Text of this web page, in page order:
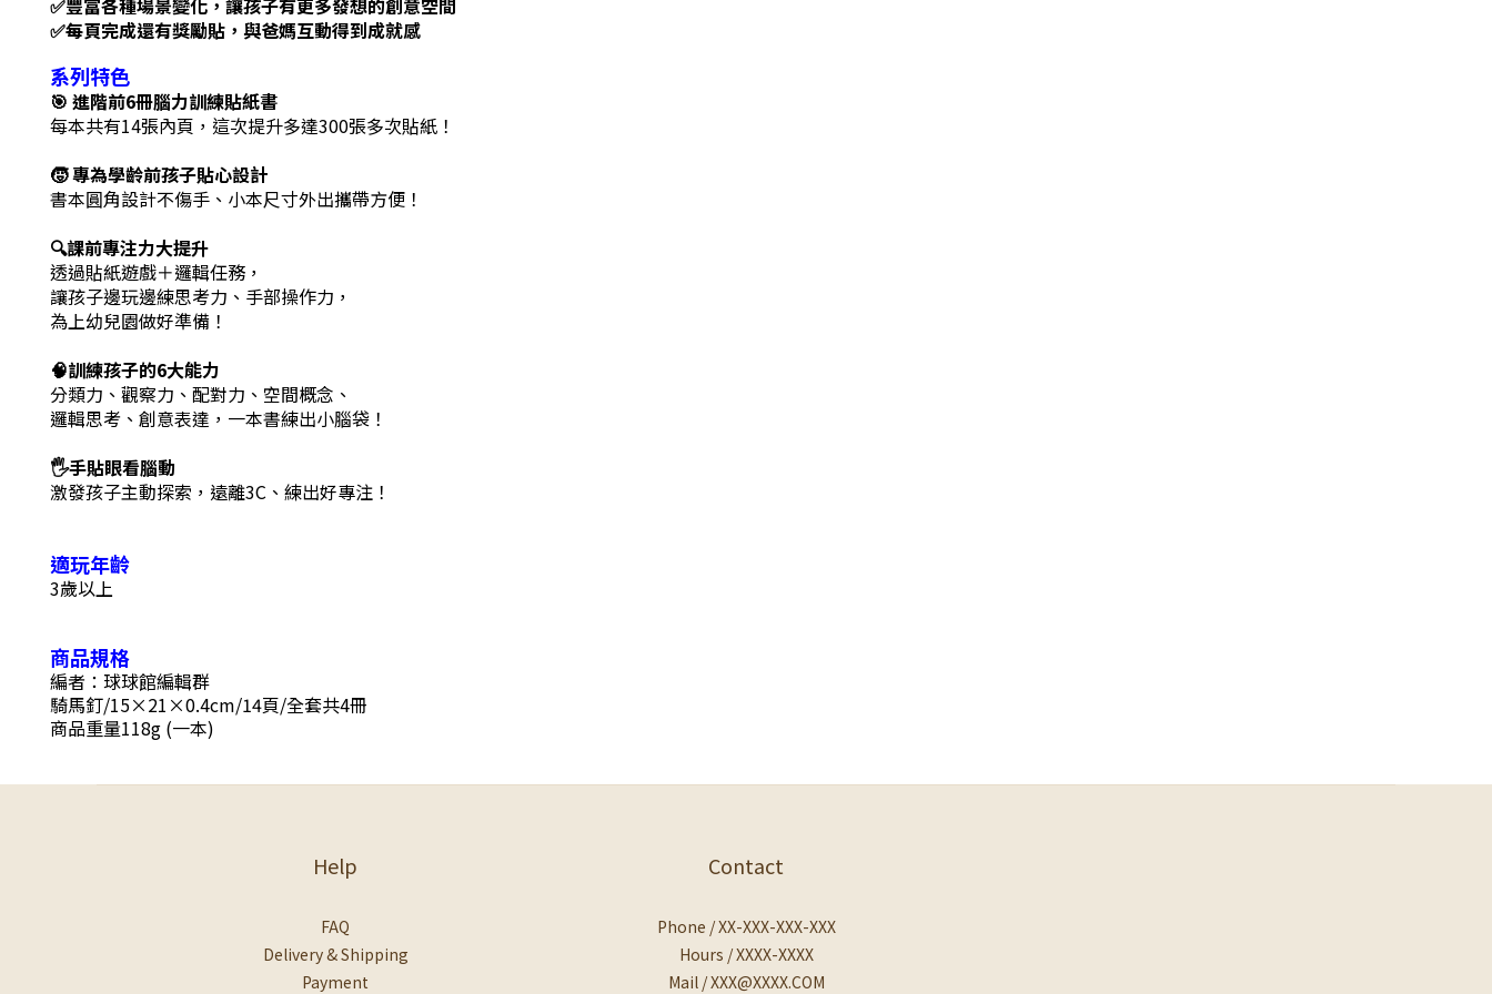
✅豐富各種場景變化，讓孩子有更多發想的創意空間
✅每頁完成還有獎勵貼，與爸媽互動得到成就感
系列特色
🎯 進階前6冊腦力訓練貼紙書
每本共有14張內頁，這次提升多達300張多次貼紙！
🧒 專為學齡前孩子貼心設計
書本圓角設計不傷手、小本尺寸外出攜帶方便！
🔍課前專注力大提升
透過貼紙遊戲＋邏輯任務，
讓孩子邊玩邊練思考力、手部操作力，
為上幼兒園做好準備！
🧠訓練孩子的6大能力
分類力、觀察力、配對力、空間概念、
邏輯思考、創意表達，一本書練出小腦袋！
🖐️手貼眼看腦動
激發孩子主動探索，遠離3C、練出好專注！
適玩年齡
3歲以上
商品規格
編者：球球館編輯群
騎馬釘/15×21×0.4cm/14頁/全套共4冊
商品重量118g (一本)
Help
FAQ
Delivery & Shipping
Payment
Contact
Phone / XX-XXX-XXX-XXX
Hours / XXXX-XXXX
Mail / XXX@XXXX.COM